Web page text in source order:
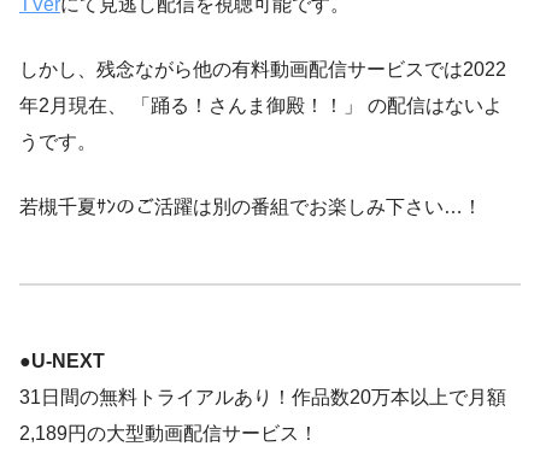
しかし、残念ながら他の有料動画配信サービスでは2022
年2月現在、 「踊る！さんま御殿！！」 の配信はないよ
うです。
若槻千夏ｻﾝのご活躍は別の番組でお楽しみ下さい…！
●U-NEXT
31日間の無料トライアルあり！作品数20万本以上で月額
2,189円の大型動画配信サービス！